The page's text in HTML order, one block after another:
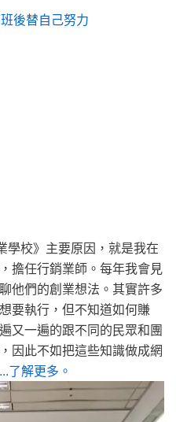
後替自己努力
學校》主要原因，就是我在
擔任行銷業師。每年我會見
他們的創業想法。其實許多
要執行，但不知道如何賺
又一遍的跟不同的民眾和團
因此不如把這些知識做成網
...了解更多。